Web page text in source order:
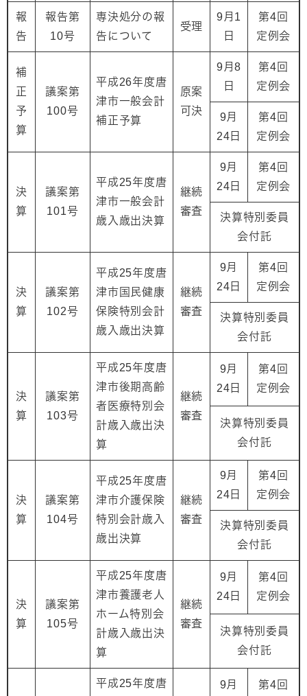
報
告
報告第
10号
専決処分の報
告について
受理
9月1
日
第4回
定例会
補
正
予
算
議案第
100号
平成26年度唐
津市一般会計
補正予算
原案
可決
9月8
日
第4回
定例会
9月
24日
第4回
定例会
決
算
議案第
101号
平成25年度唐
津市一般会計
歳入歳出決算
継続
審査
9月
24日
第4回
定例会
決算特別委員
会付託
決
算
議案第
102号
平成25年度唐
津市国民健康
保険特別会計
歳入歳出決算
継続
審査
9月
24日
第4回
定例会
決算特別委員
会付託
決
算
議案第
103号
平成25年度唐
津市後期高齢
者医療特別会
計歳入歳出決
算
継続
審査
9月
24日
第4回
定例会
決算特別委員
会付託
決
算
議案第
104号
平成25年度唐
津市介護保険
特別会計歳入
歳出決算
継続
審査
9月
24日
第4回
定例会
決算特別委員
会付託
決
算
議案第
105号
平成25年度唐
津市養護老人
ホーム特別会
計歳入歳出決
算
継続
審査
9月
24日
第4回
定例会
決算特別委員
会付託
平成25年度唐
9月
第4回